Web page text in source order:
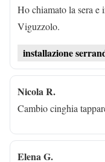
Ho chiamato la sera e
Viguzzolo.
installazione
Nicola R.
Cambio cinghia
Elena G.